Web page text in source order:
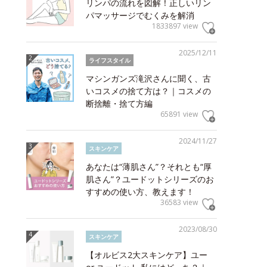
リンパの流れを図解！正しいリン
パマッサージでむくみを解消
1833897 view
2025/12/11
ライフスタイル
マシンガンズ滝沢さんに聞く、古
いコスメの捨て方は？｜コスメの
断捨離・捨て方編
65891 view
2024/11/27
スキンケア
あなたは“薄肌さん”？それとも“厚
肌さん”？ユードットシリーズのお
すすめの使い方、教えます！
36583 view
2023/08/30
スキンケア
【オルビス2大スキンケア】ユー